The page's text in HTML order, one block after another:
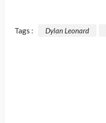
Tags : Dylan Leonard